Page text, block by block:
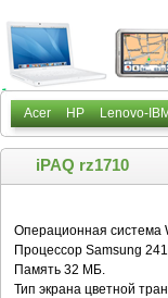
Acer HP Lenovo-
iPAQ rz1710
Операционная система
Процессор Samsung
Память 32 МБ.
Тип экрана цветной